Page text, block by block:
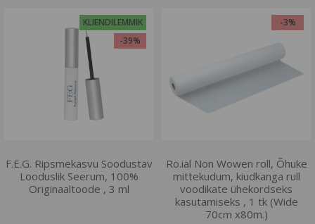
KLIENDILEMMIK
-39%
F.E.G. Ripsmekasvu Soodustav
Looduslik Seerum, 100%
Originaaltoode , 3 ml
-3%
Ro.ial Non Wowen roll, Õhuke
mittekudum, kiudkanga rull
voodikate ühekordseks
kasutamiseks , 1 tk (Wide
70cm x80m.)